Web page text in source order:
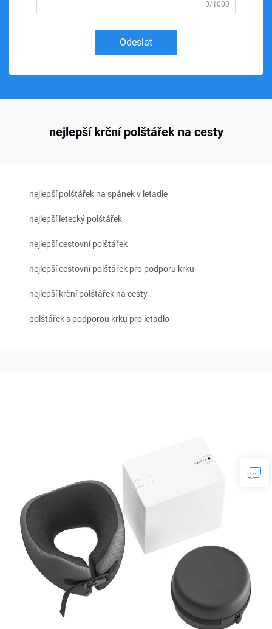
0/1000
Odeslat
nejlepší krční polštářek na cesty
nejlepší polštářek na spánek v letadle
nejlepší letecký polštářek
nejlepší cestovní polštářek
nejlepší cestovní polštářek pro podporu krku
nejlepší krční polštářek na cesty
polštářek s podporou krku pro letadlo